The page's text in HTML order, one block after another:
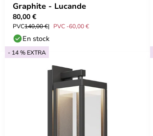
Graphite - Lucande
80,00 €
PVC140,00 € PVC -60,00 €
En stock
- 14 % EXTRA